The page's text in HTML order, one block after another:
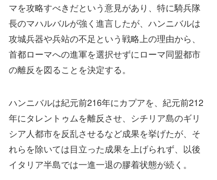
マを攻略すべきだという意見があり、特に騎兵隊
長のマハルバルが強く進言したが、ハンニバルは
攻城兵器や兵站の不足という戦略上の理由から、
首都ローマへの進軍を選択せずにローマ同盟都市
の離反を図ることを決定する。
ハンニバルは紀元前216年にカプアを、紀元前212
年にタレントゥムを離反させ、シチリア島のギリ
シア人都市を反乱させるなど成果を挙げたが、そ
れらを除いては目立った成果を上げられず、以後
イタリア半島では一進一退の膠着状態が続く。